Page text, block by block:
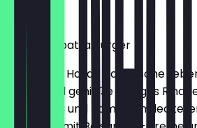
Italian Ciabatta Burger
Bella Italia: Hol dir italienische
Burger und genieße saftiges
Mozzarella und Tomate im